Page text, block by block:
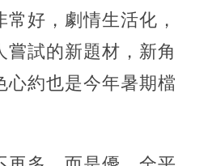
好，劇情生活化，
嘗試的新題材，新角
心約也是今年暑期檔